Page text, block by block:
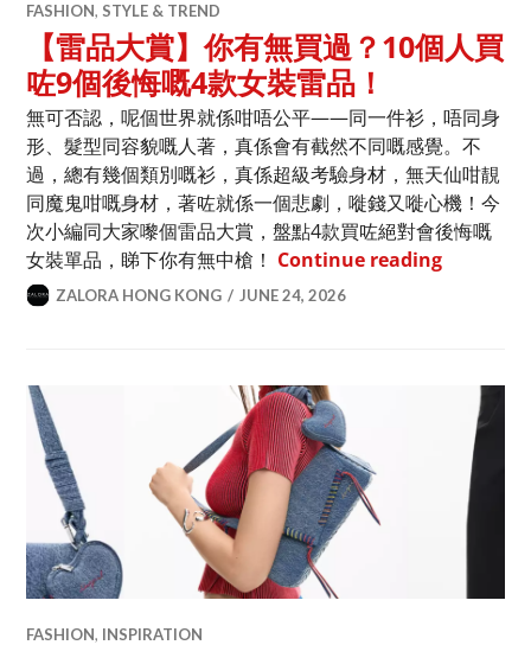
FASHION, STYLE & TREND
【雷品大賞】你有無買過？10個人買
咗9個後悔嘅4款女裝雷品！
無可否認，呢個世界就係咁唔公平——同一件衫，唔同身
形、髮型同容貌嘅人著，真係會有截然不同嘅感覺。不
過，總有幾個類別嘅衫，真係超級考驗身材，無天仙咁靚
同魔鬼咁嘅身材，著咗就係一個悲劇，嘥錢又嘥心機！今
次小編同大家嚟個雷品大賞，盤點4款買咗絕對會後悔嘅
女裝單品，睇下你有無中槍！ Continue reading【雷品大
ZALORA HONG KONG JUNE 24, 2026
FASHION, INSPIRATION